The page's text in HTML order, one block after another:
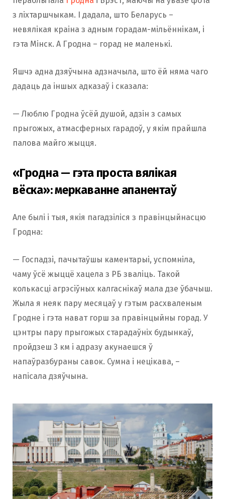
з ліхтаршчыкам. І дадала, што Беларусь –
невялікая краіна з адным горадам-мільённікам, і
гэта Мінск. А Гродна – горад не маленькі.
Яшчэ адна дзяўчына адзначыла, што ёй няма чаго
дадаць да іншых адказаў і сказала:
— Люблю Гродна ўсёй душой, адзін з самых
прыгожых, атмасферных гарадоў, у якім прайшла
палова майго жыцця.
«Гродна — гэта проста вялікая
вёска»: меркаванне апанентаў
Але былі і тыя, якія пагадзіліся з правінцыйнасцю
Гродна:
— Госпадзі, пачытаўшы каментарыі, успомніла,
чаму ўсё жыццё хацела з РБ зваліць. Такой
колькасці агрэсіўных калгаснікаў мала дзе ўбачыш.
Жыла я неяк пару месяцаў у гэтым расхваленым
Гродне і гэта нават горш за правінцыйны горад. У
цэнтры пару прыгожых старадаўніх будынкаў,
пройдзеш 3 км і адразу акунаешся ў
напаўразбураны савок. Сумна і нецікава, –
напісала дзяўчына.